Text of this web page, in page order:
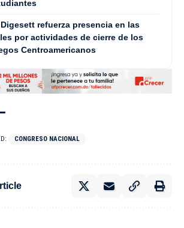
Digesett refuerza presencia en las
por actividades de cierre de los
Centroamericanos
CONGRESO NACIONAL